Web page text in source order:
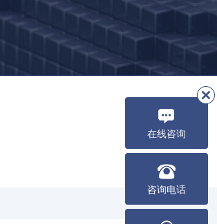
在线咨询
咨询电话